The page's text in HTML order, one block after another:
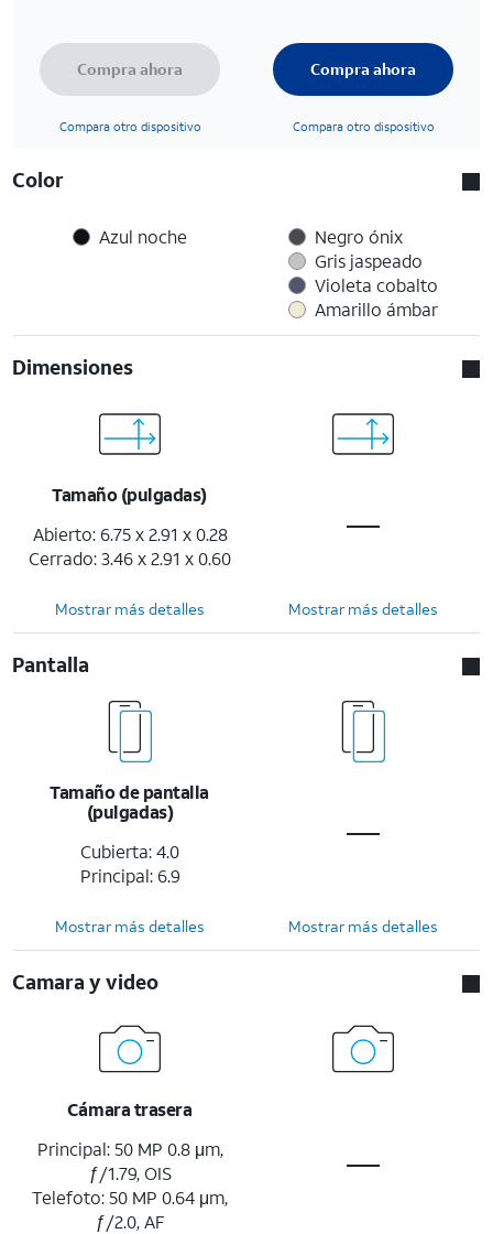
Compra ahora
Compara otro dispositivo
Compra ahora
Compara otro dispositivo
Color
Azul noche
Negro ónix
Gris jaspeado
Violeta cobalto
Amarillo ámbar
Dimensiones
Tamaño (pulgadas)
Abierto: 6.75 x 2.91 x 0.28
Cerrado: 3.46 x 2.91 x 0.60
Mostrar más detalles Mostrar más detalles
Pantalla
Tamaño de pantalla
(pulgadas)
Cubierta: 4.0
Principal: 6.9
Mostrar más detalles Mostrar más detalles
Camara y video
Cámara trasera
Principal: 50 MP 0.8 μm,
ƒ/1.79, OIS
Telefoto: 50 MP 0.64 μm,
ƒ/2.0, AF